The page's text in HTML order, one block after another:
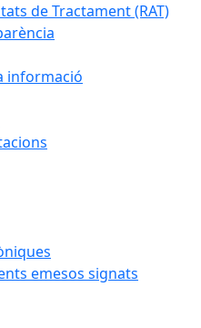
de Tractament (RAT)
informació
emesos signats